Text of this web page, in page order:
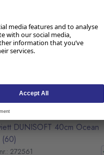
DUNISOFT 40cm Ocean
(60)
272561